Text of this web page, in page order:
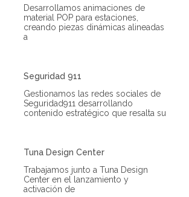
Desarrollamos animaciones de
material POP para estaciones,
creando piezas dinámicas alineadas
a
Seguridad 911
Gestionamos las redes sociales de
Seguridad911 desarrollando
contenido estratégico que resalta su
Tuna Design Center
Trabajamos junto a Tuna Design
Center en el lanzamiento y
activación de